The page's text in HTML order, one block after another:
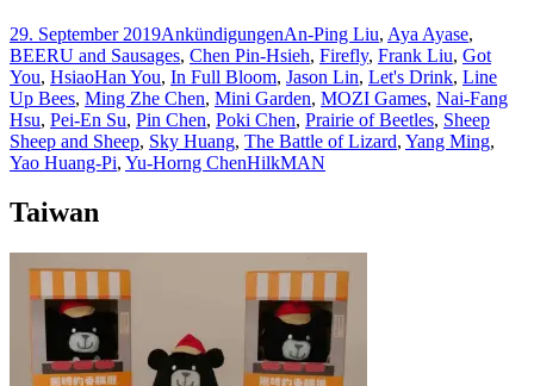
29. September 2019AnkündigungenAn-Ping Liu, Aya Ayase,
BEERU and Sausages, Chen Pin-Hsieh, Firefly, Frank Liu, Got
You, HsiaoHan You, In Full Bloom, Jason Lin, Let's Drink, Line
Up Bees, Ming Zhe Chen, Mini Garden, MOZI Games, Nai-Fang
Hsu, Pei-En Su, Pin Chen, Poki Chen, Prairie of Beetles, Sheep
Sheep and Sheep, Sky Huang, The Battle of Lizard, Yang Ming,
Yao Huang-Pi, Yu-Horng ChenHilkMAN
Taiwan